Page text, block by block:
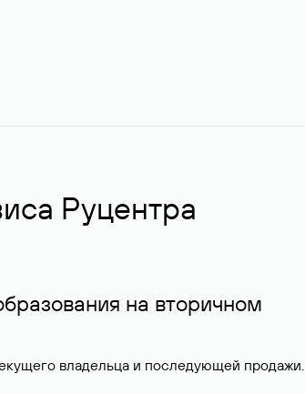
Руцентра
на вторичном
владельца и последующей продажи.